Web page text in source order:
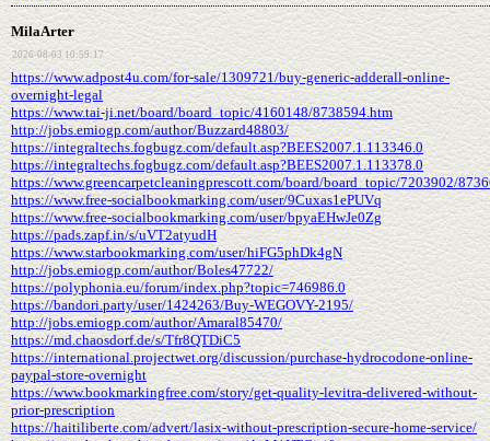
MilaArter
2026-08-03 10:59:17
https://www.adpost4u.com/for-sale/1309721/buy-generic-adderall-online-
overnight-legal
https://www.tai-ji.net/board/board_topic/4160148/8738594.htm
http://jobs.emiogp.com/author/Buzzard48803/
https://integraltechs.fogbugz.com/default.asp?BEES2007.1.113346.0
https://integraltechs.fogbugz.com/default.asp?BEES2007.1.113378.0
https://www.greencarpetcleaningprescott.com/board/board_topic/7203902/
https://www.free-socialbookmarking.com/user/9Cuxas1ePUVq
https://www.free-socialbookmarking.com/user/bpyaEHwJe0Zg
https://pads.zapf.in/s/uVT2atyudH
https://www.starbookmarking.com/user/hiFG5phDk4gN
http://jobs.emiogp.com/author/Boles47722/
https://polyphonia.eu/forum/index.php?topic=746986.0
https://bandori.party/user/1424263/Buy-WEGOVY-2195/
http://jobs.emiogp.com/author/Amaral85470/
https://md.chaosdorf.de/s/Tfr8QTDiC5
https://international.projectwet.org/discussion/purchase-hydrocodone-online-
paypal-store-overnight
https://www.bookmarkingfree.com/story/get-quality-levitra-delivered-without-
prior-prescription
https://haitiliberte.com/advert/lasix-without-prescription-secure-home-service/